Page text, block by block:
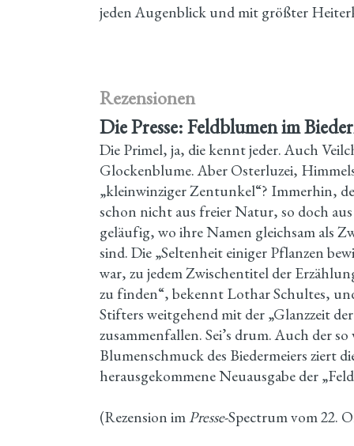
jeden Augenblick und mit größter
Rezensionen
Die Presse: Feldblumen im
Die Primel, ja, die kennt jeder. Auch
Glockenblume. Aber Osterluzei,
„kleinwinziger Zentunkel“? Immerhin,
schon nicht aus freier Natur, so doch
geläufig, wo ihre Namen gleichsam als
sind. Die „Seltenheit einiger Pflanzen
war, zu jedem Zwischentitel der
zu finden“, bekennt Lothar Schultes,
Stifters weitgehend mit der „Glanzzeit
zusammenfallen. Sei’s drum. Auch der
Blumenschmuck des Biedermeiers ziert
herausgekommene Neuausgabe der
(Rezension imPresse-Spectrum vom 22.